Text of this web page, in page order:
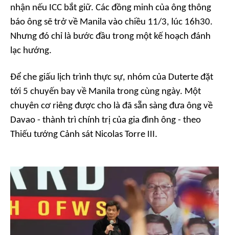
nhận nếu ICC bắt giữ. Các đồng minh của ông thông
báo ông sẽ trở về Manila vào chiều 11/3, lúc 16h30.
Nhưng đó chỉ là bước đầu trong một kế hoạch đánh
lạc hướng.
Để che giấu lịch trình thực sự, nhóm của Duterte đặt
tới 5 chuyến bay về Manila trong cùng ngày. Một
chuyên cơ riêng được cho là đã sẵn sàng đưa ông về
Davao - thành trì chính trị của gia đình ông - theo
Thiếu tướng Cảnh sát Nicolas Torre III.